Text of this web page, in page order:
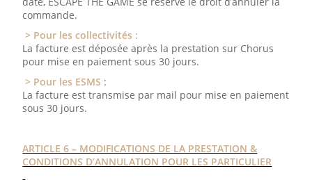
commande.
> Pour les collectivités :
La facture est déposée après la prestation sur Chorus
pour mise en paiement sous 30 jours.
> Pour les ESMS :
La facture est transmise par mail pour mise en paiement
sous 30 jours.
ARTICLE 6 – MODIFICATIONS DE LA PRESTATION &
CONDITIONS D’ANNULATION POUR LES PARTICULIER